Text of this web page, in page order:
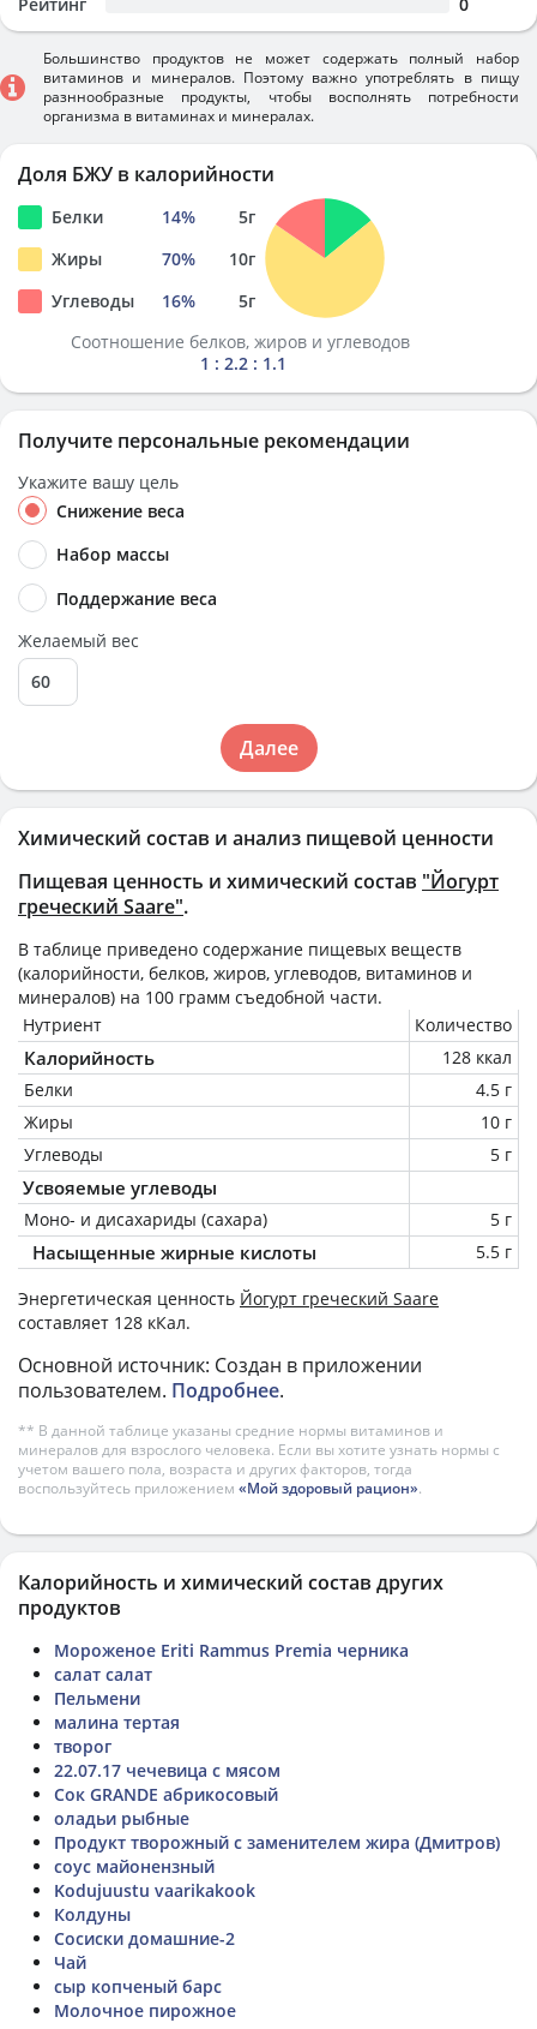
Химический состав и анализ пищевой ценности
Пищевая ценность и химический состав "Йогурт
греческий Saare".
В таблице приведено содержание пищевых веществ
(калорийности, белков, жиров, углеводов, витаминов и
минералов) на 100 грамм съедобной части.
Нутриент
Количество
Калорийность
128 ккал
Белки
4.5 г
Жиры
10 г
Углеводы
5 г
Усвояемые углеводы
Моно- и дисахариды (сахара) 5 г
Насыщенные жирные кислоты 5.5 г
Энергетическая ценность Йогурт греческий Saare
составляет 128 кКал.
Основной источник: Создан в приложении
пользователем. Подробнее.
** В данной таблице указаны средние нормы витаминов и
минералов для взрослого человека. Если вы хотите узнать нормы с
учетом вашего пола, возраста и других факторов, тогда
воспользуйтесь приложением «Мой здоровый рацион».
Большинство продуктов не может содержать полный набор
витаминов и минералов. Поэтому важно употреблять в пищу
разннообразные продукты, чтобы восполнять потребности
организма в витаминах и минералах.
Доля БЖУ в калорийности
Белки 14% 5г
Жиры
70% 10г
Углеводы
16% 5г
Соотношение белков, жиров и углеводов
1 : 2.2 : 1.1
Получите персональные рекомендации
Укажите вашу цель
Снижение веса
Набор массы
Поддержание веса
Желаемый вес
Далее
Калорийность и химический состав других
продуктов
Мороженое Eriti Rammus Premia черника
салат салат
Пельмени
малина тертая
творог
22.07.17 чечевица с мясом
Сок GRANDE абрикосовый
оладьи рыбные
Продукт творожный с заменителем жира (Дмитров)
соус майонензный
Kodujuustu vaarikakook
Колдуны
Сосиски домашние-2
Чай
сыр копченый барс
Молочное пирожное